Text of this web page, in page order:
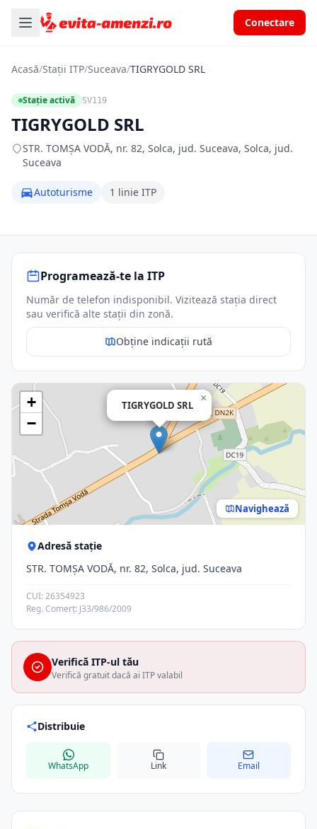
Conectare
Acasă/Stații ITP/Suceava/TIGRYGOLD SRL
Stație activă SV119
TIGRYGOLD SRL
STR. TOMŞA VODĂ, nr. 82, Solca, jud. Suceava, Solca, jud.
Suceava
Autoturisme 1 linie ITP
Programează-te la ITP
Număr de telefon indisponibil. Vizitează stația direct
sau verifică alte stații din zonă.
Obține indicații rută
TIGRYGOLD SRL
×
+
−
Navighează
Adresă stație
STR. TOMŞA VODĂ, nr. 82, Solca, jud. Suceava
CUI: 26354923
Reg. Comerț: J33/986/2009
Verifică ITP-ul tău
Verifică gratuit dacă ai ITP valabil
Distribuie
WhatsApp Link Email